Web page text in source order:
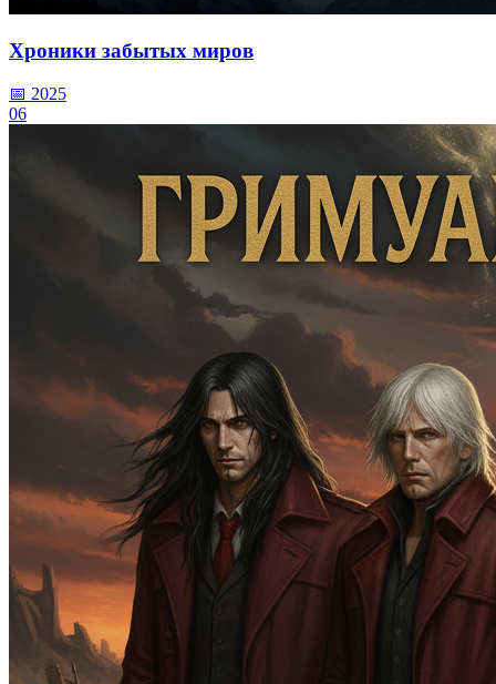
Хроники забытых миров
📅 2025
06